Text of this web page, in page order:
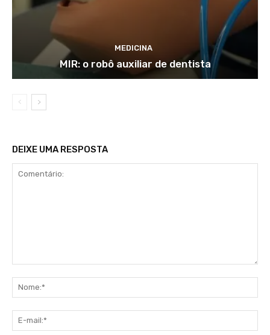
MEDICINA
MIR: o robô auxiliar de dentista
DEIXE UMA RESPOSTA